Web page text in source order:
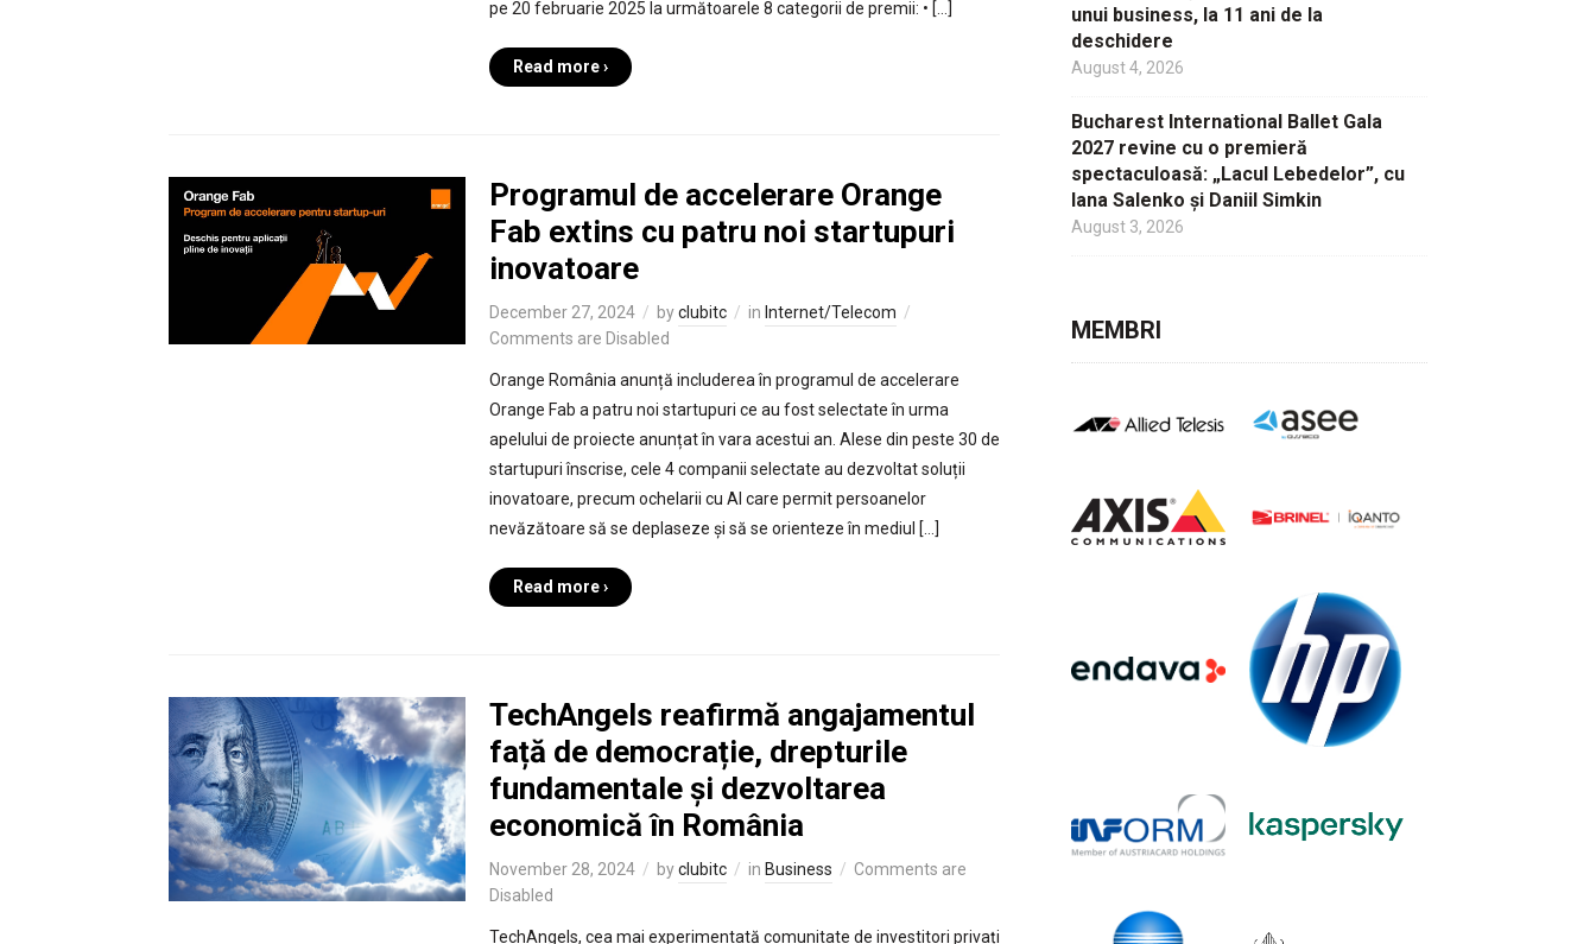
pe 20 februarie 2025 la următoarele 8 categorii de premii: • […]
Read more ›
Programul de accelerare Orange
Fab extins cu patru noi startupuri
inovatoare
December 27, 2024 byclubitc in Internet/Telecom
Comments are Disabled
Orange România anunță includerea în programul de accelerare
Orange Fab a patru noi startupuri ce au fost selectate în urma
apelului de proiecte anunțat în vara acestui an. Alese din peste 30 de
startupuri înscrise, cele 4 companii selectate au dezvoltat soluții
inovatoare, precum ochelarii cu AI care permit persoanelor
nevăzătoare să se deplaseze și să se orienteze în mediul […]
Read more ›
TechAngels reafirmă angajamentul
față de democrație, drepturile
fundamentale și dezvoltarea
economică în România
November 28, 2024 byclubitc in Business
Comments are
Disabled
TechAngels, cea mai experimentată comunitate de investitori privați
unui business, la 11 ani de la
deschidere
August 4, 2026
Bucharest International Ballet Gala
2027 revine cu o premieră
spectaculoasă: „Lacul Lebedelor”, cu
Iana Salenko și Daniil Simkin
August 3, 2026
MEMBRI